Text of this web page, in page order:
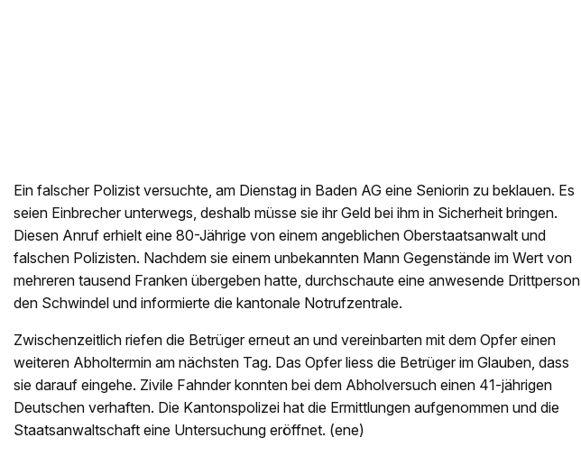
Ein falscher Polizist versuchte, am Dienstag in Baden AG eine Seniorin zu beklauen. Es
seien Einbrecher unterwegs, deshalb müsse sie ihr Geld bei ihm in Sicherheit bringen.
Diesen Anruf erhielt eine 80-Jährige von einem angeblichen Oberstaatsanwalt und
falschen Polizisten. Nachdem sie einem unbekannten Mann Gegenstände im Wert von
mehreren tausend Franken übergeben hatte, durchschaute eine anwesende Drittperson
den Schwindel und informierte die kantonale Notrufzentrale.
Zwischenzeitlich riefen die Betrüger erneut an und vereinbarten mit dem Opfer einen
weiteren Abholtermin am nächsten Tag. Das Opfer liess die Betrüger im Glauben, dass
sie darauf eingehe. Zivile Fahnder konnten bei dem Abholversuch einen 41-jährigen
Deutschen verhaften. Die Kantonspolizei hat die Ermittlungen aufgenommen und die
Staatsanwaltschaft eine Untersuchung eröffnet. (ene)